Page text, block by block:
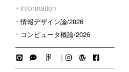
information
情報デザイン論/2026
コンピュータ概論/2026
｜